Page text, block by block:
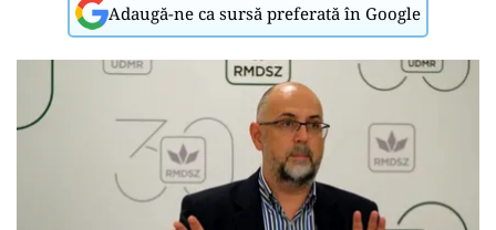
Adaugă-ne ca sursă preferată în Google